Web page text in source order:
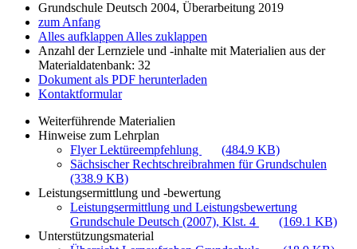
Grundschule Deutsch 2004, Überarbeitung 2019
zum Anfang
Alles aufklappen Alles zuklappen
Anzahl der Lernziele und -inhalte mit Materialien aus der
Materialdatenbank: 32
Dokument als PDF herunterladen
Kontaktformular
Weiterführende Materialien
Hinweise zum Lehrplan
Flyer Lektüreempfehlung
(484.9 KB)
Sächsischer Rechtschreibrahmen für Grundschulen
(338.9 KB)
Leistungsermittlung und -bewertung
Leistungsermittlung und Leistungsbewertung
Grundschule Deutsch (2007), Klst. 4
(169.1 KB)
Unterstützungsmaterial